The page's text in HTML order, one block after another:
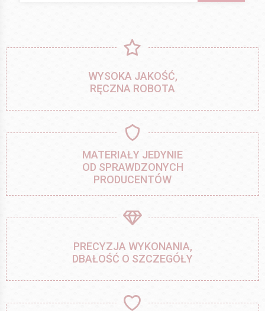
WYSOKA JAKOŚĆ,
RĘCZNA ROBOTA
MATERIAŁY JEDYNIE
OD SPRAWDZONYCH
PRODUCENTÓW
PRECYZJA WYKONANIA,
DBAŁOŚĆ O SZCZEGÓŁY